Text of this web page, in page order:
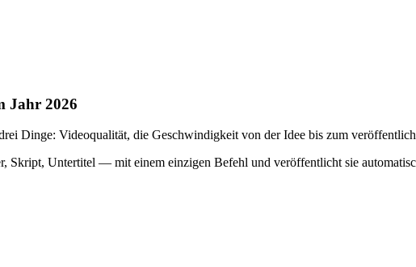
Jahr 2026
Dinge: Videoqualität, die Geschwindigkeit von der Idee bis zum
Untertitel — mit einem einzigen Befehl und veröffentlicht sie